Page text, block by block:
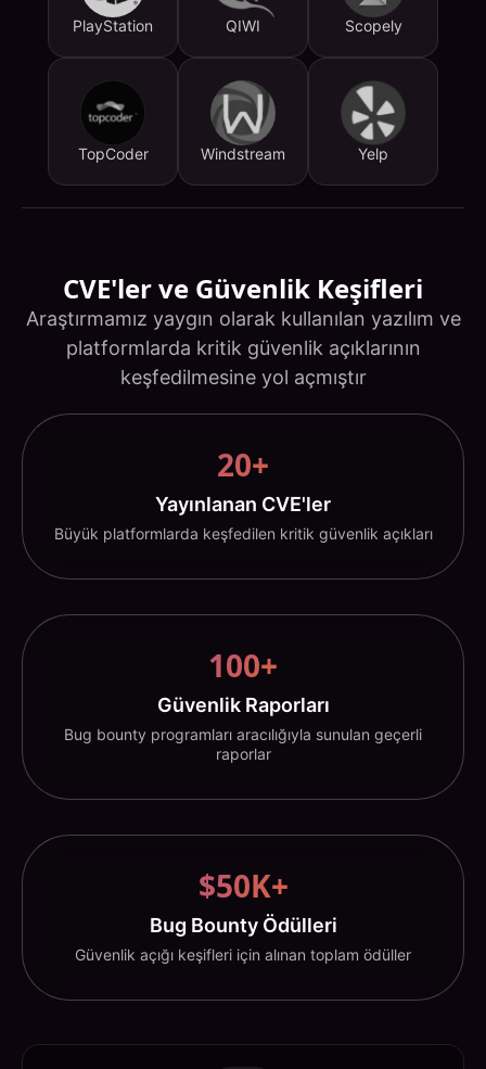
PlayStation QIWI Scopely
TopCoder Windstream Yelp
CVE'ler ve Güvenlik Keşifleri
Araştırmamız yaygın olarak kullanılan yazılım ve
platformlarda kritik güvenlik açıklarının
keşfedilmesine yol açmıştır
20+
Yayınlanan CVE'ler
Büyük platformlarda keşfedilen kritik güvenlik açıkları
100+
Güvenlik Raporları
Bug bounty programları aracılığıyla sunulan geçerli
raporlar
$50K+
Bug Bounty Ödülleri
Güvenlik açığı keşifleri için alınan toplam ödüller